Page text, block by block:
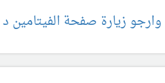
وارجو زيارة صفحة الفيتامين د